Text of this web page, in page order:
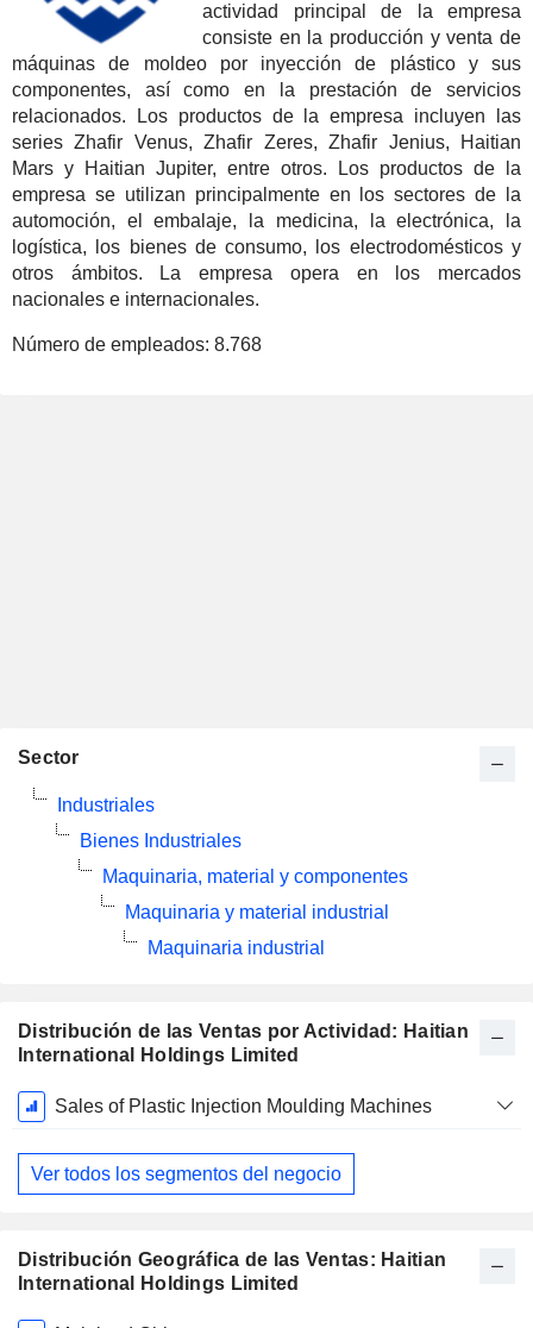
actividad principal de la empresa
consiste en la producción y venta de
máquinas de moldeo por inyección de plástico y sus
componentes, así como en la prestación de servicios
relacionados. Los productos de la empresa incluyen las
series Zhafir Venus, Zhafir Zeres, Zhafir Jenius, Haitian
Mars y Haitian Jupiter, entre otros. Los productos de la
empresa se utilizan principalmente en los sectores de la
automoción, el embalaje, la medicina, la electrónica, la
logística, los bienes de consumo, los electrodomésticos y
otros ámbitos. La empresa opera en los mercados
nacionales e internacionales.
Número de empleados: 8.768
Distribución de las Ventas por Actividad: Haitian
International Holdings Limited
Período
fiscal:
Diciembre
Sales of Plastic Injection Moulding Machines
Ver todos los segmentos del negocio
Distribución Geográfica de las Ventas: Haitian
International Holdings Limited
Sector
Industriales
Bienes Industriales
Maquinaria, material y componentes
Maquinaria y material industrial
Maquinaria industrial